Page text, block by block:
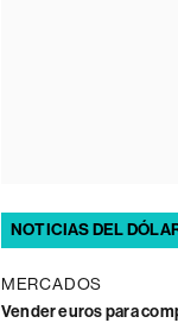
NOTICIAS DEL
MERCADOS
Vender euros para